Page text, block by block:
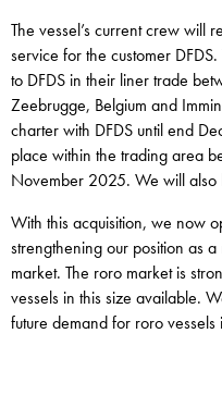
The vessel’s current crew will
service for the customer
to DFDS in their liner trade
Zeebrugge, Belgium and
charter with DFDS until end
place within the trading area
November 2025. We will also
With this acquisition, we now
strengthening our position as
market. The roro market is
vessels in this size available.
future demand for roro